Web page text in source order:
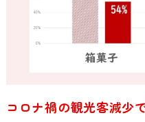
コロナ禍の観光客減少